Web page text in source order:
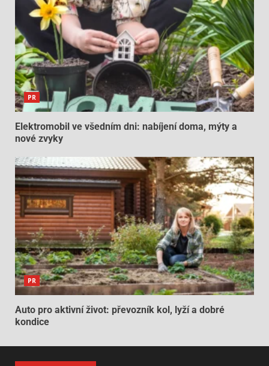
PR
Elektromobil ve všedním dni: nabíjení doma, mýty a
nové zvyky
PR
Auto pro aktivní život: převozník kol, lyží a dobré
kondice